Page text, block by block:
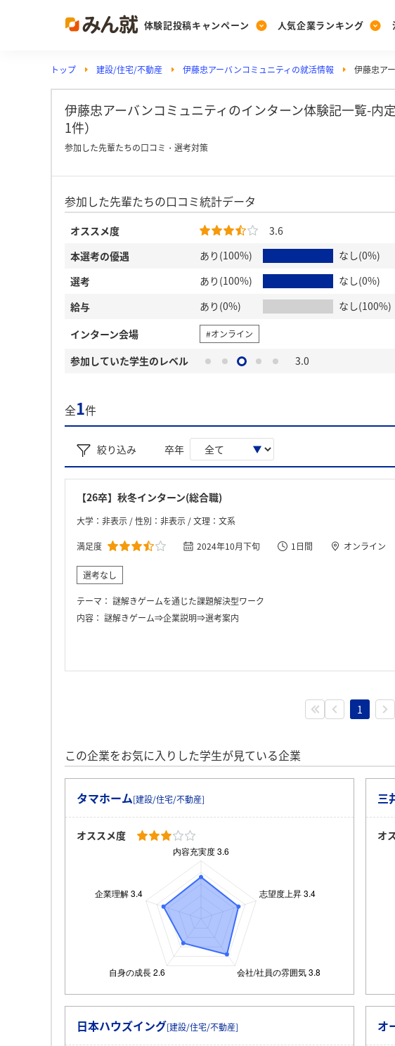
体験記投稿キャンペーン
Post
投稿する
人気企業ランキング
Ranking
ランキングを見る
み
Vote
PickUp
注目の企業特集
動画で知ろう！業界・企業研究
トップ 建設/住宅/不動産 伊藤忠アーバンコミュニティの就活情報 伊藤忠ア
伊藤忠アーバンコミュニティのインターン体験記一覧-内
1件）
参加した先輩たちの口コミ・選考対策
参加した先輩たちの口コミ統計データ
オススメ度
3.6
本選考の優遇
あり(100%)
なし(0%)
選考
あり(100%)
なし(0%)
給与
あり(0%)
なし(100%)
インターン会場
#オンライン
参加していた学生のレベル 3.0
全1件
絞り込み 卒年
【26卒】秋冬インターン(総合職)
大学：非表示 / 性別：非表示 / 文理：文系
満足度
2024年10月下旬 1日間 オンライン
選考なし
テーマ： 謎解きゲームを通じた課題解決型ワーク
内容： 謎解きゲーム⇒企業説明⇒選考案内
1
この企業をお気に入りした学生が見ている企業
タマホーム[建設/住宅/不動産]
オススメ度
三
オ
日本ハウズイング[建設/住宅/不動産] オ